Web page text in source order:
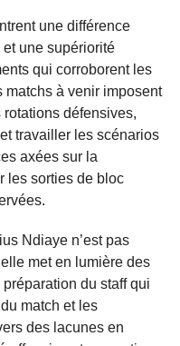
une différence
une supériorité
qui corroborent les
matchs à venir imposent
défensives,
travailler les scénarios
axées sur la
les sorties de bloc
Ndiaye n’est pas
met en lumière des
du staff qui
match et les
des lacunes en